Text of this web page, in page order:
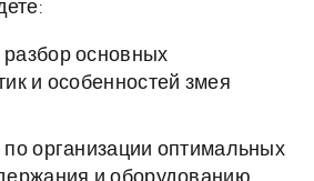
основных
и особенностей змея
по организации оптимальных